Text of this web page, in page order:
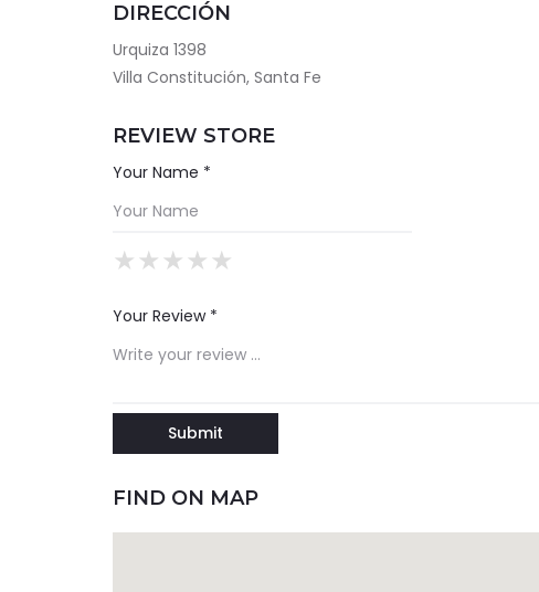
DIRECCIÓN
Urquiza 1398
Villa Constitución, Santa Fe
REVIEW STORE
Your Name *
★
★★
★★★
★★★★
★★★★★
Your Review *
FIND ON MAP